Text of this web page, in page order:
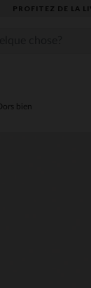
PROFITEZ DE LA
Dors bien